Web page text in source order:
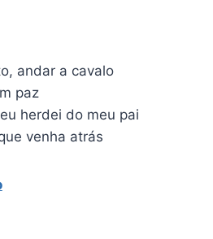
andar a cavalo
paz
herdei do meu pai
venha atrás